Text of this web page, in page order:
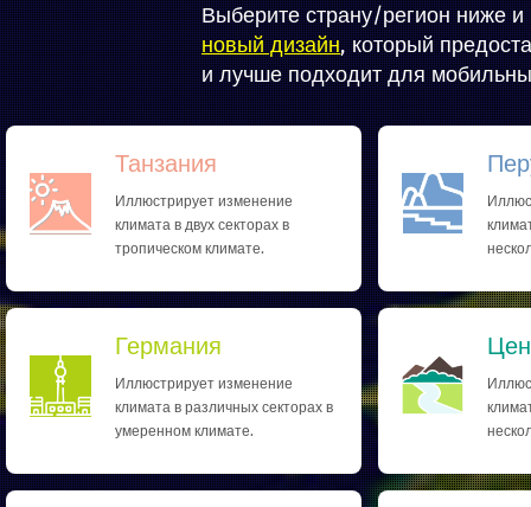
Выберите страну/регион ниже и
новый дизайн, который
и лучше подходит для
Танзания
Иллюстрирует изменение
климата в двух секторах в
тропическом климате.
Германия
Иллюстрирует изменение
климата в различных секторах в
умеренном климате.